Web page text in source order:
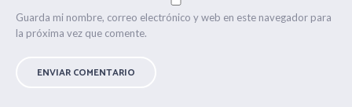
Guarda mi nombre, correo electrónico y web en este navegador para
la próxima vez que comente.